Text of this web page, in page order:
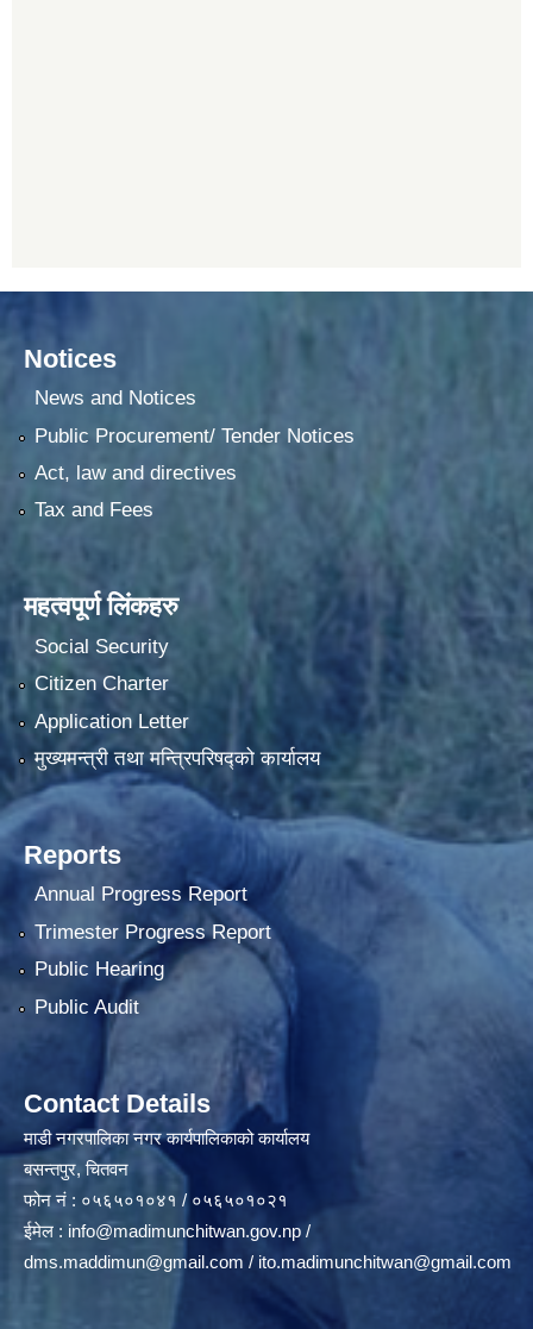
Notices
News and Notices
Public Procurement/ Tender Notices
Act, law and directives
Tax and Fees
महत्वपूर्ण लिंकहरु
Social Security
Citizen Charter
Application Letter
मुख्यमन्त्री तथा मन्त्रिपरिषद्को कार्यालय
Reports
Annual Progress Report
Trimester Progress Report
Public Hearing
Public Audit
Contact Details
माडी नगरपालिका नगर कार्यपालिकाको कार्यालय
बसन्तपुर, चितवन
फोन नं : ०५६५०१०४१ / ०५६५०१०२१
ईमेल : info@madimunchitwan.gov.np /
dms.maddimun@gmail.com / ito.madimunchitwan@gmail.com